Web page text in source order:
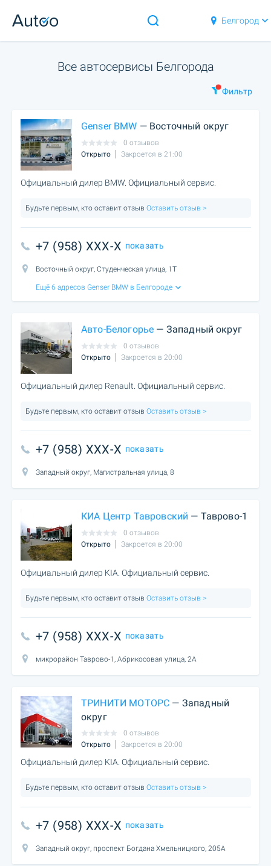
Белгород
Все автосервисы Белгорода
Фильтр
Genser BMW — Восточный округ
0 отзывов
Открыто
Закроется в 21:00
Официальный дилер BMW. Официальный сервис.
Будьте первым, кто оставит отзыв Оставить отзыв >
+7 (958) XXX-X показать
Восточный округ, Студенческая улица, 1Т
Ещё 6 адресов Genser BMW в Белгороде
Авто-Белогорье — Западный округ
0 отзывов
Открыто
Закроется в 20:00
Официальный дилер Renault. Официальный сервис.
Будьте первым, кто оставит отзыв Оставить отзыв >
+7 (958) XXX-X показать
Западный округ, Магистральная улица, 8
КИА Центр Тавровский — Таврово-1
0 отзывов
Открыто
Закроется в 20:00
Официальный дилер KIA. Официальный сервис.
Будьте первым, кто оставит отзыв Оставить отзыв >
+7 (958) XXX-X показать
микрорайон Таврово-1, Абрикосовая улица, 2А
ТРИНИТИ МОТОРС — Западный
округ
0 отзывов
Открыто
Закроется в 20:00
Официальный дилер KIA. Официальный сервис.
Будьте первым, кто оставит отзыв Оставить отзыв >
+7 (958) XXX-X показать
Западный округ, проспект Богдана Хмельницкого, 205А